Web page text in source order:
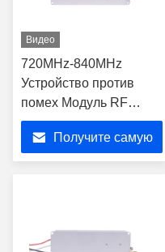
Видео
720MHz-840MHz
Устройство против
помех Модуль RF
низкой мощности 40W
Получите самую